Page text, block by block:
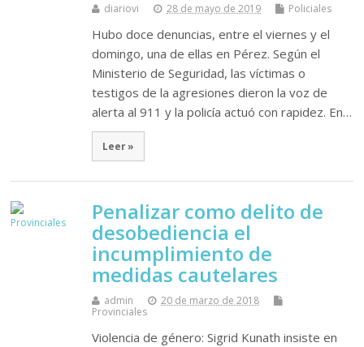
diariovi 28 de mayo de 2019 Policiales
Hubo doce denuncias, entre el viernes y el
domingo, una de ellas en Pérez. Según el
Ministerio de Seguridad, las víctimas o
testigos de la agresiones dieron la voz de
alerta al 911 y la policía actuó con rapidez. En…
Leer »
Penalizar como delito de
desobediencia el
incumplimiento de
medidas cautelares
admin
20 de marzo de 2018
Provinciales
Violencia de género: Sigrid Kunath insiste en